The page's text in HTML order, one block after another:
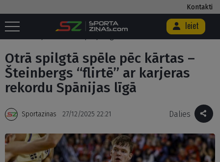
Kontakti
Ieiet
Sākums Basketbols / Otrā spilgtā spēle pēc kārtas – Šteinbergs
Otrā spilgtā spēle pēc kārtas –
Šteinbergs “flirtē” ar karjeras
rekordu Spānijas līgā
Sportazinas 27/12/2025 22:21 Dalies